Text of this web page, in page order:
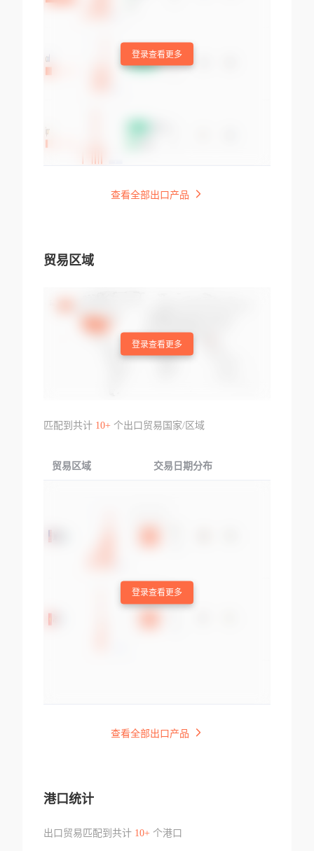
登录查看更多
查看全部出口产品
贸易区域
登录查看更多
匹配到共计 10+个出口贸易国家/区域
贸易区域 交易日期分布
登录查看更多
查看全部出口产品
港口统计
出口贸易匹配到共计 10+个港口